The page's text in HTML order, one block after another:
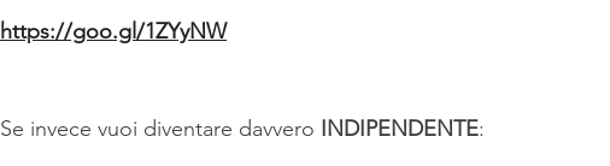
https://goo.gl/1ZYyNW
Se invece vuoi diventare davvero INDIPENDENTE: